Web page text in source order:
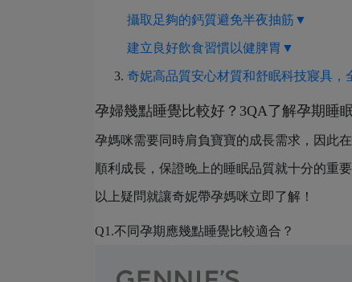
攝取足夠的鈣質避免半夜抽筋▼
建立良好飲食習慣以健脾胃▼
奇妮高品質安心材質和舒眠科技寢具
孕婦幾點睡覺比較好？3QA了解孕期睡
孕媽咪需要同時肩負寶寶的成長需求，因此
順利成長，保證晚上的睡眠品質就十分的重
以上疑問就讓奇妮帶孕媽咪立即了解！
Q1.不同孕期應幾點睡覺比較適合？